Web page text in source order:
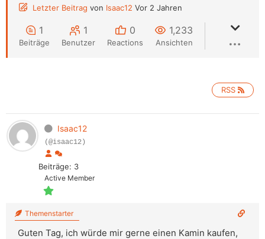
Letzter Beitrag von Isaac12 Vor 2 Jahren
1
Beiträge
1
Benutzer
0
Reactions
1,233
Ansichten
RSS
Isaac12
(@isaac12)
Beiträge: 3
Active Member
Themenstarter
Guten Tag, ich würde mir gerne einen Kamin kaufen,